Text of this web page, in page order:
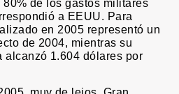
de los gastos militares
a EEUU. Para
en 2005 representó un
de 2004, mientras su
alcanzó 1.604 dólares por